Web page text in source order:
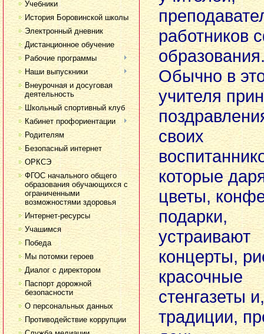
Учебники
История Боровинской школы
Электронный дневник
Дистанционное обучение
Рабочие программы
Наши выпускники
Внеурочная и досуговая
деятельность
Школьный спортивный клуб
Кабинет профориентации
Родителям
Безопасный интернет
ОРКСЭ
ФГОС начального общего
образования обучающихся с
ограниченными
возможностями здоровья
Интернет-ресурсы
Учашимся
Победа
Мы потомки героев
Диалог с директором
Паспорт дорожной
безопасности
О персональных данных
Противодействие коррупции
работников
Обычно в
учителя
своих
которые
цветы,
подарки,
устраивают
концерты,
красочные
стенгазеты
традиции,